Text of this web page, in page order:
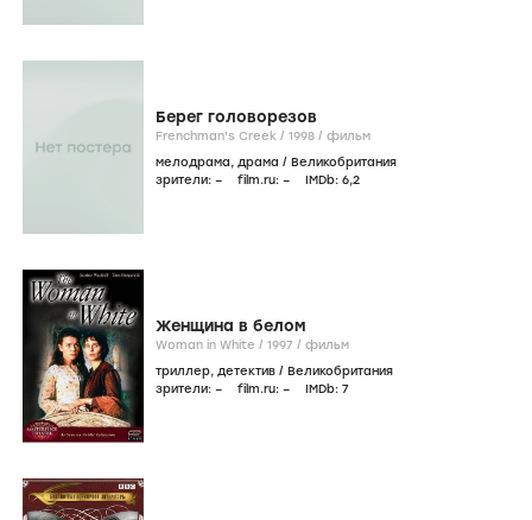
Берег головорезов
Frenchman's Creek / 1998 / фильм
мелодрама, драма / Великобритания
зрители: – film.ru: – IMDb: 6,2
Женщина в белом
Woman in White / 1997 / фильм
триллер, детектив / Великобритания
зрители: – film.ru: – IMDb: 7